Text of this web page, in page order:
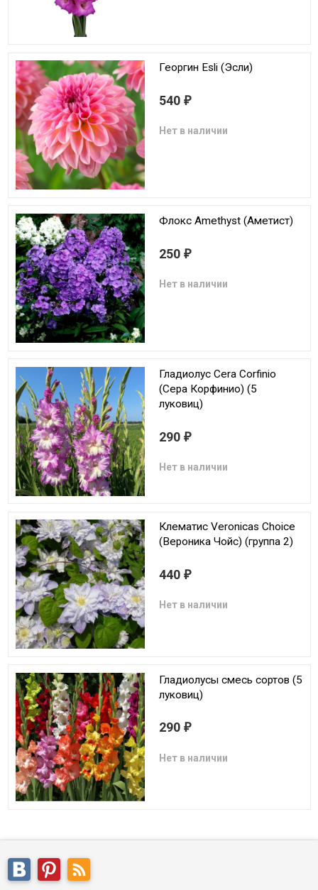
Георгин Esli (Эсли)
540 ₽
Нет в наличии
Флокс Amethyst (Аметист)
250 ₽
Нет в наличии
Гладиолус Cera Corfinio
(Сера Корфинио) (5
луковиц)
290 ₽
Нет в наличии
Клематис Veronicas Choice
(Вероника Чойс) (группа 2)
440 ₽
Нет в наличии
Гладиолусы смесь сортов (5
луковиц)
290 ₽
Нет в наличии